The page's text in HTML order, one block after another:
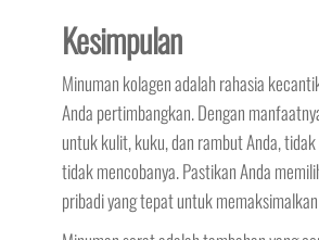
Kesimpulan
Minuman kolagen adalah rahasia
Anda pertimbangkan. Dengan
untuk kulit, kuku, dan rambut Anda,
tidak mencobanya. Pastikan Anda
pribadi yang tepat untuk